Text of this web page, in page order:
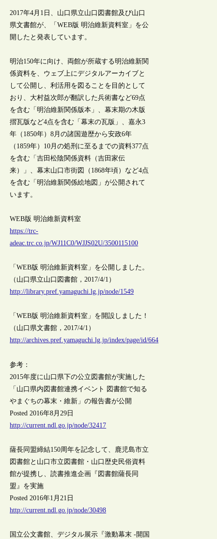
2017年4月1日、山口県立山口図書館及び山口
県文書館が、「WEB版 明治維新資料室」を公
開したと発表しています。
明治150年に向け、両館が所蔵する明治維新関
係資料を、ウェブ上にデジタルアーカイブと
して公開し、利活用を図ることを目的として
おり、大村益次郎が翻訳した兵術書など69点
を含む「明治維新関係版本」、幕末期の木版
摺瓦版など4点を含む「幕末の瓦版」、嘉永3
年（1850年）8月の諸国遊歴から安政6年
（1859年）10月の処刑に至るまでの資料377点
を含む「吉田松陰関係資料（吉田家伝
来）」、幕末山口市街図（1868年頃）など4点
を含む「明治維新関係絵地図」が公開されて
います。
WEB版 明治維新資料室
https://trc-
adeac.trc.co.jp/WJ11C0/WJJS02U/3500115100
「WEB版 明治維新資料室」を公開しました。
（山口県立山口図書館，2017/4/1）
http://library.pref.yamaguchi.lg.jp/node/1549
「WEB版 明治維新資料室」を開設しました！
（山口県文書館，2017/4/1）
http://archives.pref.yamaguchi.lg.jp/index/page/id/664
参考：
2015年度に山口県下の公立図書館が実施した
「山口県内図書館連携イベント 図書館で知る
やまぐちの幕末・維新」の報告書が公開
Posted 2016年8月29日
http://current.ndl.go.jp/node/32417
薩長同盟締結150周年を記念して、鹿児島市立
図書館と山口市立図書館・山口歴史民俗資料
館が提携し、読書推進企画『図書館薩長同
盟』を実施
Posted 2016年1月21日
http://current.ndl.go.jp/node/30498
国立公文書館、デジタル展示『激動幕末 -開国